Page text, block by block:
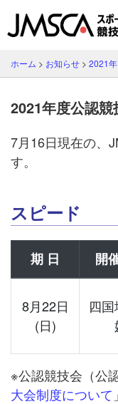
ホーム > お知らせ > 2021年
2021年度公認
7月16日現在の、
す。
スピード
期 日 開
8月22日
(日)
四
※公認競技会（公
大会制度について